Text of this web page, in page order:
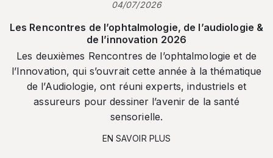
04/07/2026
Les Rencontres de l’ophtalmologie, de l’audiologie &
de l’innovation 2026
Les deuxièmes Rencontres de l’ophtalmologie et de
l’Innovation, qui s’ouvrait cette année à la thématique
de l’Audiologie, ont réuni experts, industriels et
assureurs pour dessiner l’avenir de la santé
sensorielle.
EN SAVOIR PLUS